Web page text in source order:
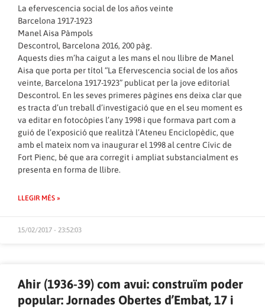
La efervescencia social de los años veinte
Barcelona 1917-1923
Manel Aisa Pàmpols
Descontrol, Barcelona 2016, 200 pàg.
Aquests dies m’ha caigut a les mans el nou llibre de Manel
Aisa que porta per títol “La Efervescencia social de los años
veinte, Barcelona 1917-1923” publicat per la jove editorial
Descontrol. En les seves primeres pàgines ens deixa clar que
es tracta d’un treball d’investigació que en el seu moment es
va editar en fotocòpies l’any 1998 i que formava part com a
guió de l’exposició que realitzà l’Ateneu Enciclopèdic, que
amb el mateix nom va inaugurar el 1998 al centre Cívic de
Fort Pienc, bé que ara corregit i ampliat substancialment es
presenta en forma de llibre.
LLEGIR MÉS »
15/02/2017 - 23:52:03
Ahir (1936-39) com avui: construïm poder
popular: Jornades Obertes d’Embat, 17 i